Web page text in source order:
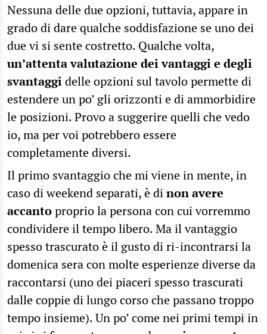
Nessuna delle due opzioni, tuttavia, appare in
grado di dare qualche soddisfazione se uno dei
due vi si sente costretto. Qualche volta,
un’attenta valutazione dei vantaggi e degli
svantaggidelle opzioni sul tavolo permette di
estendere un po’ gli orizzonti e di ammorbidire
le posizioni. Provo a suggerire quelli che vedo
io, ma per voi potrebbero essere
completamente diversi.
Il primo svantaggio che mi viene in mente, in
caso di weekend separati, è dinon avere
accantoproprio la persona con cui vorremmo
condividere il tempo libero. Ma il vantaggio
spesso trascurato è il gusto di ri-incontrarsi la
domenica sera con molte esperienze diverse da
raccontarsi (uno dei piaceri spesso trascurati
dalle coppie di lungo corso che passano troppo
tempo insieme). Un po’ come nei primi tempi in